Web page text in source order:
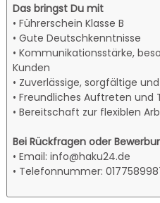
Das bringst Du mit
• Führerschein Klasse B
• Gute Deutschkenntnisse
• Kommunikationsstärke,
Kunden
• Zuverlässige, sorgfältige
• Freundliches Auftreten und
• Bereitschaft zur flexiblen
Bei Rückfragen oder
• Email: info@haku24.de
• Telefonnummer: